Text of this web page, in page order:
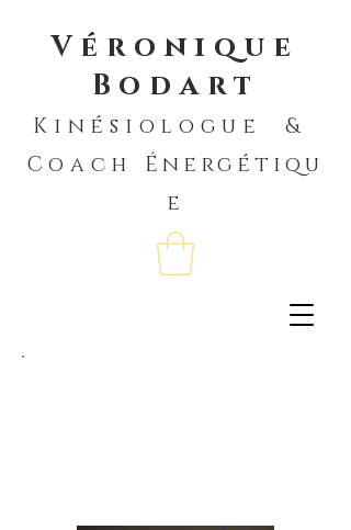
Véronique
Bodart
Kinésiologue &
Coach Énergétiqu
e